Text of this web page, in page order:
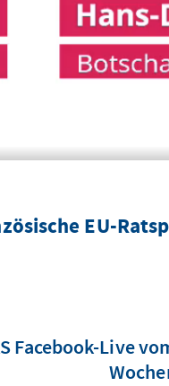
EU-
Facebook-Live